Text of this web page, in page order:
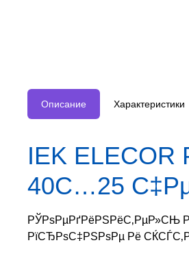
Описание Характеристики
IEK
40С…25
РЎРѕРµРґРёРЅРёС‚РµР»СЊ
РїСЂРѕС‡РЅРѕРµ Рё